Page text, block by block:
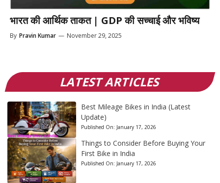
भारत की आर्थिक ताकत | GDP की सच्चाई और भविष्य
By Pravin Kumar — November 29, 2025
LATEST ARTICLES
Best Mileage Bikes in India (Latest
Update)
Published On: January 17, 2026
Things to Consider Before Buying Your
First Bike in India
Published On: January 17, 2026